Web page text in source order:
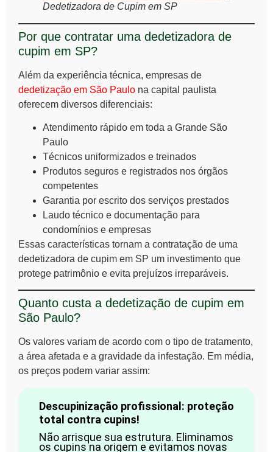
Dedetizadora de Cupim em SP
Por que contratar uma dedetizadora de
cupim em SP?
Além da experiência técnica, empresas de
dedetização em São Paulo na capital paulista
oferecem diversos diferenciais:
Atendimento rápido em toda a Grande São
Paulo
Técnicos uniformizados e treinados
Produtos seguros e registrados nos órgãos
competentes
Garantia por escrito dos serviços prestados
Laudo técnico e documentação para
condomínios e empresas
Essas características tornam a contratação de uma
dedetizadora de cupim em SP um investimento que
protege patrimônio e evita prejuízos irreparáveis.
Quanto custa a dedetização de cupim em
São Paulo?
Os valores variam de acordo com o tipo de tratamento,
a área afetada e a gravidade da infestação. Em média,
os preços podem variar assim:
Descupinização profissional: proteção
total contra cupins!
Não arrisque sua estrutura. Eliminamos
os cupins na origem e evitamos novas